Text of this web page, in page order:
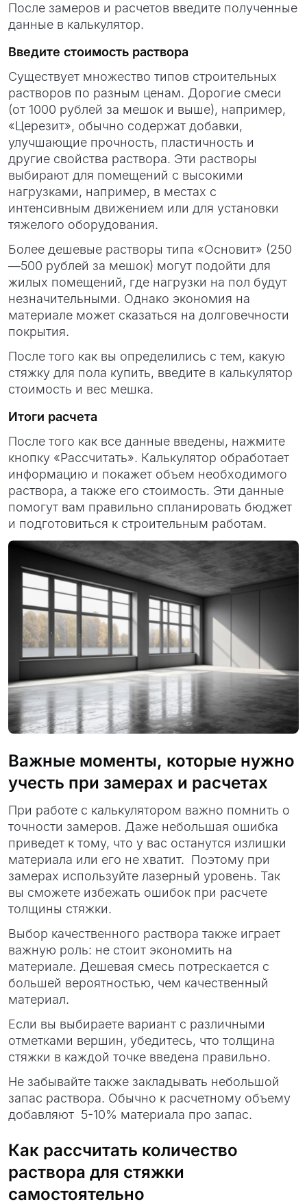
После замеров и расчетов введите полученные
данные в калькулятор.
Введите стоимость раствора
Существует множество типов строительных
растворов по разным ценам. Дорогие смеси
(от 1000 рублей за мешок и выше), например,
«Церезит», обычно содержат добавки,
улучшающие прочность, пластичность и
другие свойства раствора. Эти растворы
выбирают для помещений с высокими
нагрузками, например, в местах с
интенсивным движением или для установки
тяжелого оборудования.
Более дешевые растворы типа «Основит» (250
—500 рублей за мешок) могут подойти для
жилых помещений, где нагрузки на пол будут
незначительными. Однако экономия на
материале может сказаться на долговечности
покрытия.
После того как вы определились с тем, какую
стяжку для пола купить, введите в калькулятор
стоимость и вес мешка.
Итоги расчета
После того как все данные введены, нажмите
кнопку «Рассчитать». Калькулятор обработает
информацию и покажет объем необходимого
раствора, а также его стоимость. Эти данные
помогут вам правильно спланировать бюджет
и подготовиться к строительным работам.
Важные моменты, которые нужно
учесть при замерах и расчетах
При работе с калькулятором важно помнить о
точности замеров. Даже небольшая ошибка
приведет к тому, что у вас останутся излишки
материала или его не хватит. Поэтому при
замерах используйте лазерный уровень. Так
вы сможете избежать ошибок при расчете
толщины стяжки.
Выбор качественного раствора также играет
важную роль: не стоит экономить на
материале. Дешевая смесь потрескается с
большей вероятностью, чем качественный
материал.
Если вы выбираете вариант с различными
отметками вершин, убедитесь, что толщина
стяжки в каждой точке введена правильно.
Не забывайте также закладывать небольшой
запас раствора. Обычно к расчетному объему
добавляют 5-10% материала про запас.
Как рассчитать количество
раствора для стяжки
самостоятельно